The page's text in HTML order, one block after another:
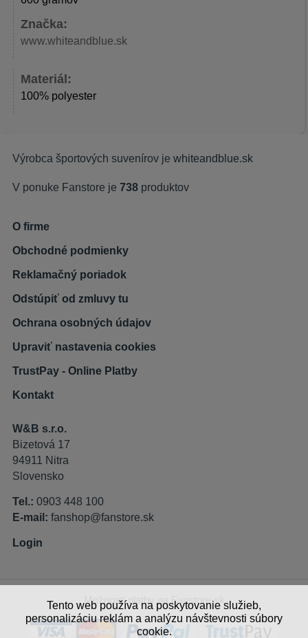
Tento web používa na poskytovanie služieb,
personalizáciu reklám a analýzu návštevnosti súbory
cookie.
Značka:
www.whiteandblue.sk
Materiál:
100% polyester
Výrobca športových suvenírov je whiteandblue.sk
V ponuke Fanstore je 738 produktov
O firme
Obchodné podmienky
Reklamačný poriadok
Odstúpiť od zmluvy tu
Ochrana osobných údajov
Upraviť nastavenia cookies
TrustPay - Online Platby
Kontakt
W&B s.r.o.
Bizetová 17
94911 Nitra
Slovensko
Tel.: 0903 448 100
E-mail: fanshop@fanstore.sk
Login
Možnosti platby na Fanstore.sk